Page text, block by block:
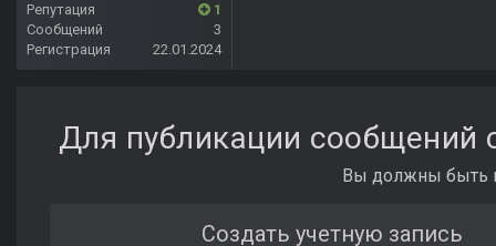
Репутация
1
Сообщений
3
Регистрация
22.01.2024
Для публикации сообщений
Вы должны быть
Создать учетную запись